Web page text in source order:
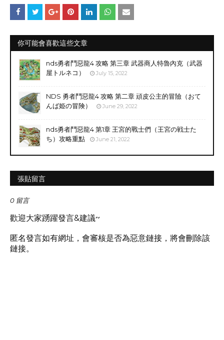
你可能會喜歡這些文章
nds勇者鬥惡龍4 攻略 第三章 武器商人特魯內克（武器
屋トルネコ）
July 15, 2022
NDS 勇者鬥惡龍4 攻略 第二章 頑皮公主的冒險（おて
んば姫の冒険）
June 29, 2022
nds勇者鬥惡龍4 第1章 王宮的戰士們（王宮の戦士た
ち）攻略重點
June 21, 2022
張貼留言
0 留言
歡迎大家踴躍發言&建議~
匿名發言如有網址，會審核是否為惡意鏈接，將會刪除該
鏈接。